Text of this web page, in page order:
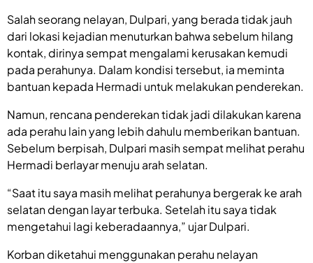
Salah seorang nelayan, Dulpari, yang berada tidak jauh
dari lokasi kejadian menuturkan bahwa sebelum hilang
kontak, dirinya sempat mengalami kerusakan kemudi
pada perahunya. Dalam kondisi tersebut, ia meminta
bantuan kepada Hermadi untuk melakukan penderekan.
Namun, rencana penderekan tidak jadi dilakukan karena
ada perahu lain yang lebih dahulu memberikan bantuan.
Sebelum berpisah, Dulpari masih sempat melihat perahu
Hermadi berlayar menuju arah selatan.
“Saat itu saya masih melihat perahunya bergerak ke arah
selatan dengan layar terbuka. Setelah itu saya tidak
mengetahui lagi keberadaannya,” ujar Dulpari.
Korban diketahui menggunakan perahu nelayan